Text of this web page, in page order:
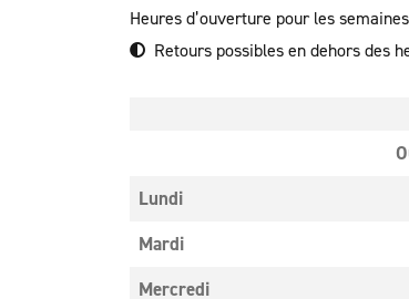
Heures d’ouverture pour les
Retours possibles en dehors des
Lundi
Mardi
Mercredi